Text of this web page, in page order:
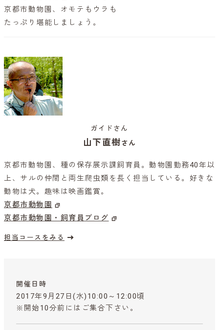
京都市動物園、オモテもウラも
たっぷり堪能しましょう。
ガイドさん
山下直樹さん
京都市動物園、種の保存展示課飼育員。動物園勤務40年以
上、サルの仲間と両生爬虫類を長く担当している。好きな
動物は犬。趣味は映画鑑賞。
京都市動物園
京都市動物園・飼育員ブログ
担当コースをみる
開催日時
2017年9月27日(水)10:00～12:00頃
※開始10分前にはご集合下さい。